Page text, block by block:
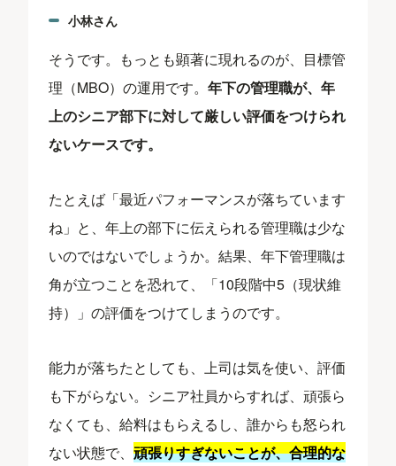
小林さん
そうです。もっとも顕著に現れるのが、目標管
理（MBO）の運用です。年下の管理職が、年
上のシニア部下に対して厳しい評価をつけられ
ないケースです。
たとえば「最近パフォーマンスが落ちています
ね」と、年上の部下に伝えられる管理職は少な
いのではないでしょうか。結果、年下管理職は
角が立つことを恐れて、「10段階中5（現状維
持）」の評価をつけてしまうのです。
能力が落ちたとしても、上司は気を使い、評価
も下がらない。シニア社員からすれば、頑張ら
なくても、給料はもらえるし、誰からも怒られ
ない状態で、頑張りすぎないことが、合理的な